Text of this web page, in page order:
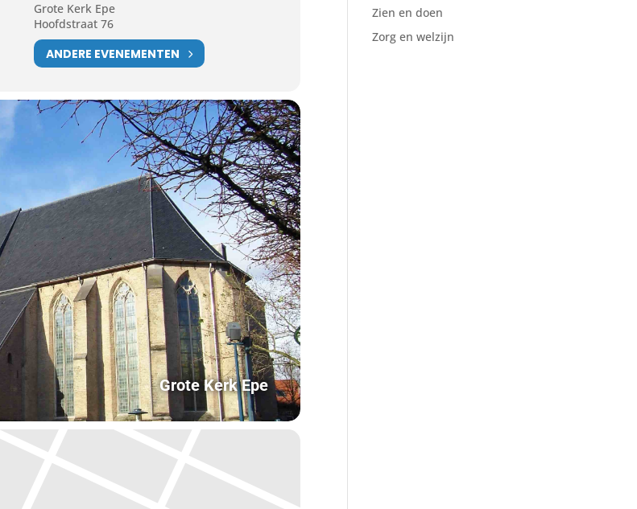
Grote Kerk Epe
Hoofdstraat 76
ANDERE EVENEMENTEN
Grote Kerk Epe
Zien en doen
Zorg en welzijn